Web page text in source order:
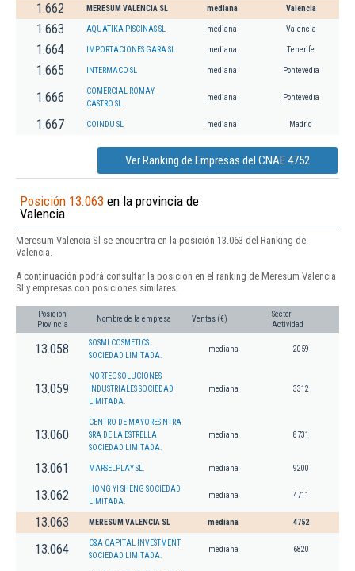
1.662 MERESUM VALENCIA SL mediana Valencia
1.663 AQUATIKA PISCINAS SL mediana Valencia
1.664 IMPORTACIONES GARA SL mediana Tenerife
1.665 INTERMACO SL mediana Pontevedra
1.666
COMERCIAL ROMAY
CASTRO SL.
mediana Pontevedra
1.667 COINDU SL mediana Madrid
Ver Ranking de Empresas del CNAE 4752
Posición 13.063 en la provincia de
Valencia
Meresum Valencia Sl se encuentra en la posición 13.063 del Ranking de
Valencia.
A continuación podrá consultar la posición en el ranking de Meresum Valencia
Sl y empresas con posiciones similares:
Posición
Provincia
Nombre de la empresa Ventas (€)
Sector
Actividad
13.058
SOSMI COSMETICS
SOCIEDAD LIMITADA.
mediana 2059
13.059
NORTEC SOLUCIONES
INDUSTRIALES SOCIEDAD
LIMITADA.
mediana 3312
13.060
CENTRO DE MAYORES NTRA
SRA DE LA ESTRELLA
SOCIEDAD LIMITADA.
mediana 8731
13.061 MARSELPLAY SL. mediana 9200
13.062
HONG YI SHENG SOCIEDAD
LIMITADA.
mediana 4711
13.063 MERESUM VALENCIA SL mediana 4752
13.064
C&A CAPITAL INVESTMENT
SOCIEDAD LIMITADA.
mediana 6820